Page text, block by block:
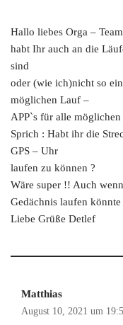
Hallo liebes Orga –
habt Ihr auch an die
sind
oder (wie ich)nicht so
möglichen Lauf –
APP`s für alle
Sprich : Habt ihr die
GPS – Uhr
laufen zu können ?
Wäre super !! Auch
Gedächnis laufen könnte
Liebe Grüße Detlef
Matthias
August 10, 2021 um